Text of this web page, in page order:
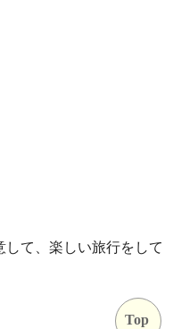
て、楽しい旅行をして
Top